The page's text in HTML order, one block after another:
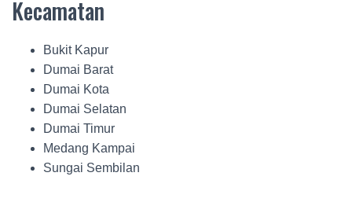
Kecamatan
Bukit Kapur
Dumai Barat
Dumai Kota
Dumai Selatan
Dumai Timur
Medang Kampai
Sungai Sembilan